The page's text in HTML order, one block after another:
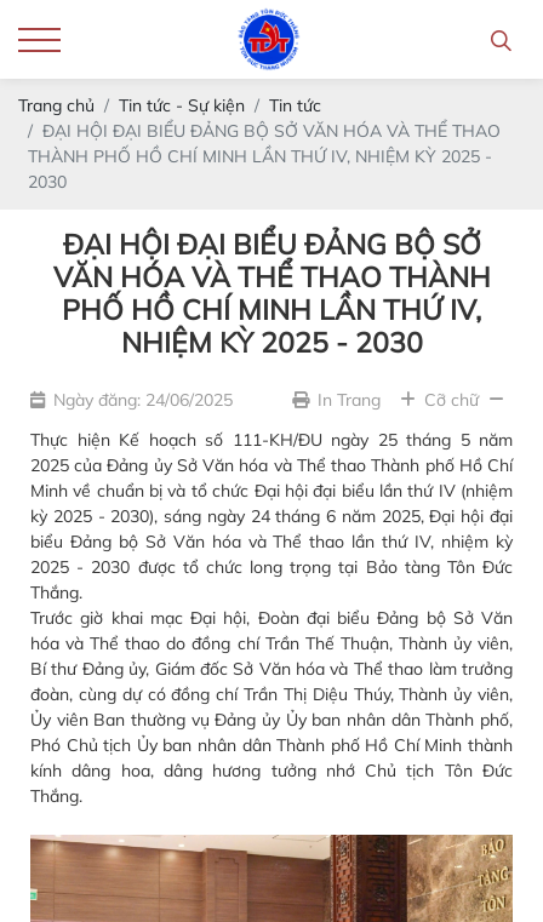
Trang chủ Tin tức - Sự kiện
Tin tức
ĐẠI HỘI ĐẠI BIỂU ĐẢNG BỘ SỞ VĂN HÓA VÀ THỂ THAO
THÀNH PHỐ HỒ CHÍ MINH LẦN THỨ IV, NHIỆM KỲ 2025 -
2030
ĐẠI HỘI ĐẠI BIỂU ĐẢNG BỘ SỞ
VĂN HÓA VÀ THỂ THAO THÀNH
PHỐ HỒ CHÍ MINH LẦN THỨ IV,
NHIỆM KỲ 2025 - 2030
Ngày đăng: 24/06/2025 In Trang
Cỡ chữ
Thực hiện Kế hoạch số 111-KH/ĐU ngày 25 tháng 5 năm
2025 của Đảng ủy Sở Văn hóa và Thể thao Thành phố Hồ Chí
Minh về chuẩn bị và tổ chức Đại hội đại biểu lần thứ IV (nhiệm
kỳ 2025 - 2030), sáng ngày 24 tháng 6 năm 2025, Đại hội đại
biểu Đảng bộ Sở Văn hóa và Thể thao lần thứ IV, nhiệm kỳ
2025 - 2030 được tổ chức long trọng tại Bảo tàng Tôn Đức
Thắng.
Trước giờ khai mạc Đại hội, Đoàn đại biểu Đảng bộ Sở Văn
hóa và Thể thao do đồng chí Trần Thế Thuận, Thành ủy viên,
Bí thư Đảng ủy, Giám đốc Sở Văn hóa và Thể thao làm trưởng
đoàn, cùng dự có đồng chí Trần Thị Diệu Thúy, Thành ủy viên,
Ủy viên Ban thường vụ Đảng ủy Ủy ban nhân dân Thành phố,
Phó Chủ tịch Ủy ban nhân dân Thành phố Hồ Chí Minh thành
kính dâng hoa, dâng hương tưởng nhớ Chủ tịch Tôn Đức
Thắng.